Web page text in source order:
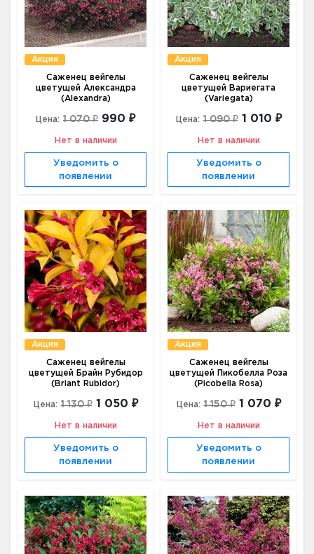
Акция
Саженец вейгелы
цветущей Александра
(Alexandra)
Цена: 1 070 ₽ 990 ₽
Нет в наличии
Уведомить о
появлении
Акция
Саженец вейгелы
цветущей Вариегата
(Variegata)
Цена: 1 090 ₽ 1 010 ₽
Нет в наличии
Уведомить о
появлении
Акция
Саженец вейгелы
цветущей Брайн Рубидор
(Briant Rubidor)
Цена: 1 130 ₽ 1 050 ₽
Нет в наличии
Уведомить о
появлении
Акция
Саженец вейгелы
цветущей Пикобелла Роза
(Picobella Rosa)
Цена: 1 150 ₽ 1 070 ₽
Нет в наличии
Уведомить о
появлении